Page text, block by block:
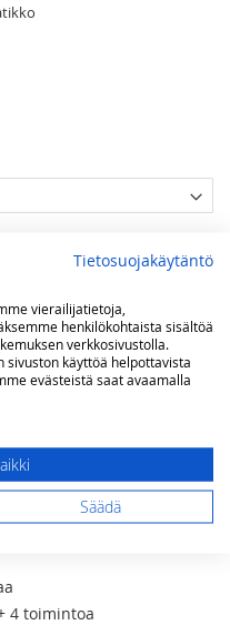
4 toimintoa
Tietosuojakäytäntö
vierailijatietoja,
henkilökohtaista sisältöä
verkkosivustolla.
sivuston käyttöä helpottavista
evästeistä saat avaamalla
Säädä